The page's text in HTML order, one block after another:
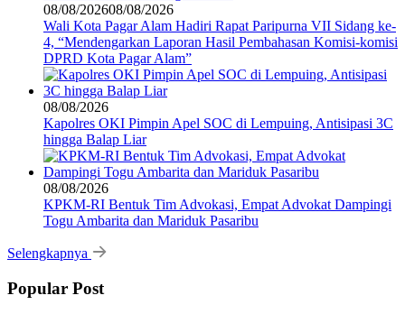
08/08/202608/08/2026
Wali Kota Pagar Alam Hadiri Rapat Paripurna VII Sidang ke-
4, “Mendengarkan Laporan Hasil Pembahasan Komisi-komisi
DPRD Kota Pagar Alam”
08/08/2026
Kapolres OKI Pimpin Apel SOC di Lempuing, Antisipasi 3C
hingga Balap Liar
08/08/2026
KPKM-RI Bentuk Tim Advokasi, Empat Advokat Dampingi
Togu Ambarita dan Mariduk Pasaribu
Selengkapnya
Popular Post